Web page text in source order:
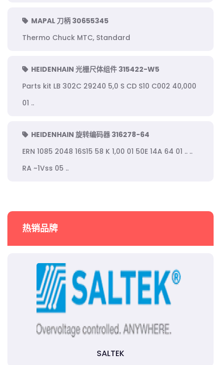
MAPAL 刀柄 30655345
Thermo Chuck MTC, Standard
HEIDENHAIN 光栅尺体组件 315422-W5
Parts kit LB 302C 29240 5,0 S CD S10 C002 40,000
01 ..
HEIDENHAIN 旋转编码器 316278-64
ERN 1085 2048 16S15 58 K 1,00 01 50E 14A 64 01 .. ..
RA ~1Vss 05 ..
热销品牌
SALTEK